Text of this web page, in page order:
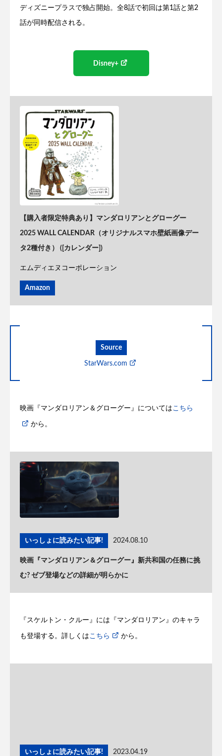
ディズニープラスで独占開始。全8話で初回は第1話と第2
話が同時配信される。
Disney+
【購入者限定特典あり】マンダロリアンとグローグー
2025 WALL CALENDAR（オリジナルスマホ壁紙画像デー
タ2種付き） ([カレンダー])
エムディエヌコーポレーション
Amazon
Source
StarWars.com
映画『マンダロリアン＆グローグー』についてはこちら
から。
いっしょに読みたい記事! 2024.08.10
映画『マンダロリアン＆グローグー』新共和国の任務に挑
む? ゼブ登場などの詳細が明らかに
『スケルトン・クルー』には『マンダロリアン』のキャラ
も登場する。詳しくは こちら から。
いっしょに読みたい記事! 2023.04.19